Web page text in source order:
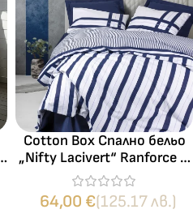
Cotton Box Спално бельо
„Nifty Lacivert“ Ranforce –
100% памук ранфорс – 5
части – за спалня с два
плика
64,00 €(125.17 лв.)